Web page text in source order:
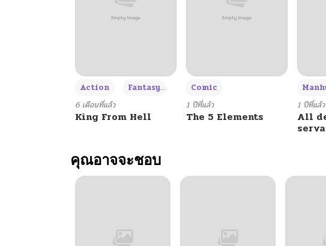
Action Fantasy
6 เดือนที่แล้ว
King From Hell
Comic
1 ปีที่แล้ว
The 5 Elements
1 ปีที่แล้ว
All
คุณอาจจะชอบ